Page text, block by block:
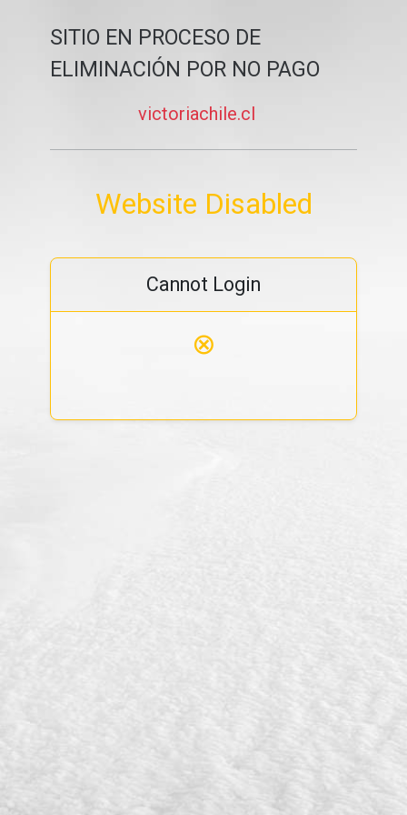
SITIO EN PROCESO DE
ELIMINACIÓN POR NO PAGO
victoriachile.cl
Website Disabled
Cannot Login
⊗